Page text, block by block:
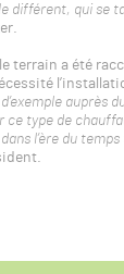
différent, qui se
terrain a été
auprès
type de
l’ère du temps